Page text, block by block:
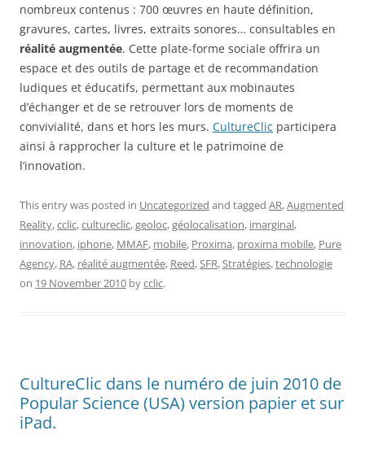
nombreux contenus : 700 œuvres en haute définition,
gravures, cartes, livres, extraits sonores… consultables en
réalité augmentée. Cette plate-forme sociale offrira un
espace et des outils de partage et de recommandation
ludiques et éducatifs, permettant aux mobinautes
d’échanger et de se retrouver lors de moments de
convivialité, dans et hors les murs. CultureClic participera
ainsi à rapprocher la culture et le patrimoine de
l’innovation.
This entry was posted in Uncategorized and tagged AR,Augmented
Reality,cclic,cultureclic,geoloc,géolocalisation, imarginal,
innovation, iphone, MMAF, mobile, Proxima, proxima mobile, Pure
Agency, RA, réalité augmentée, Reed,SFR,Stratégies,technologie
on 19 November 2010 bycclic.
CultureClic dans le numéro de juin 2010 de
Popular Science (USA) version papier et sur
iPad.